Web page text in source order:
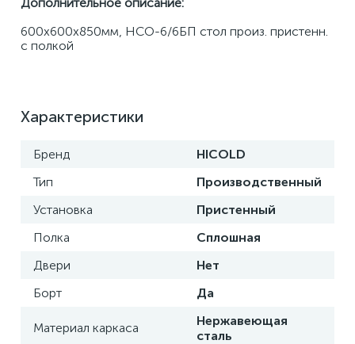
600х600х850мм, НСО-6/6БП стол произ. пристенн.
с полкой
Характеристики
Бренд
HICOLD
Тип
Производственный
Установка
Пристенный
Полка
Сплошная
Двери
Нет
Борт
Да
Материал каркаса
Нержавеющая
сталь